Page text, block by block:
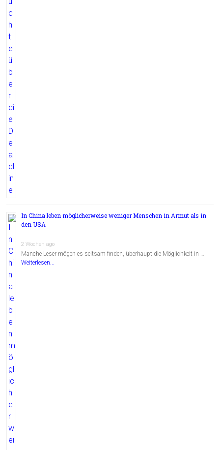
In China leben möglicherweise weniger Menschen in Armut als in
den USA
2 Wochen ago
Manche Leser mögen es seltsam finden, überhaupt die Möglichkeit in …
Weiterlesen...